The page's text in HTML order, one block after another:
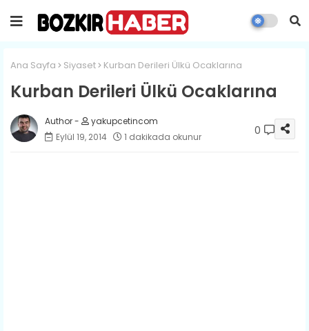
Ana Sayfa Siyaset Kurban Derileri Ülkü Ocaklarına
Kurban Derileri Ülkü Ocaklarına
yakupcetincom
Eylül 19, 2014
1 dakikada okunur 0